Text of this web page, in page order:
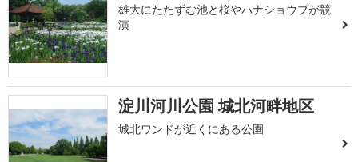
雄大にたたずむ池と桜やハナショウブが競
演
淀川河川公園 城北河畔地区
城北ワンドが近くにある公園